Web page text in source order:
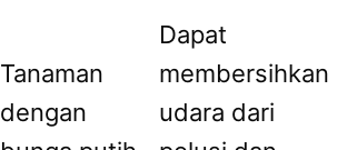
Tanaman
dengan
Dapat
membersihkan
udara dari